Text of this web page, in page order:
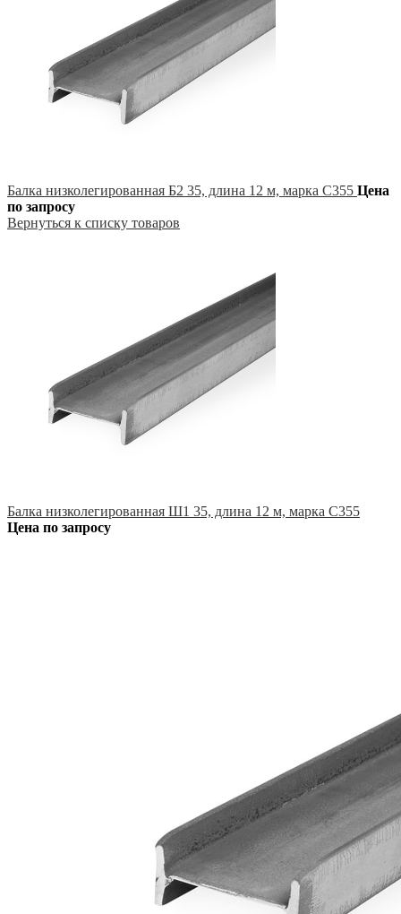
Балка низколегированная Б2 35, длина 12 м, марка С355 Цена
по запросу
Вернуться к списку товаров
Балка низколегированная Ш1 35, длина 12 м, марка С355
Цена по запросу